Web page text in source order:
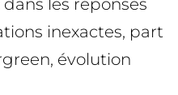
les réponses
inexactes, part
évolution